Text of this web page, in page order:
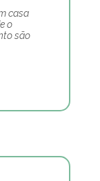
casa
o
são